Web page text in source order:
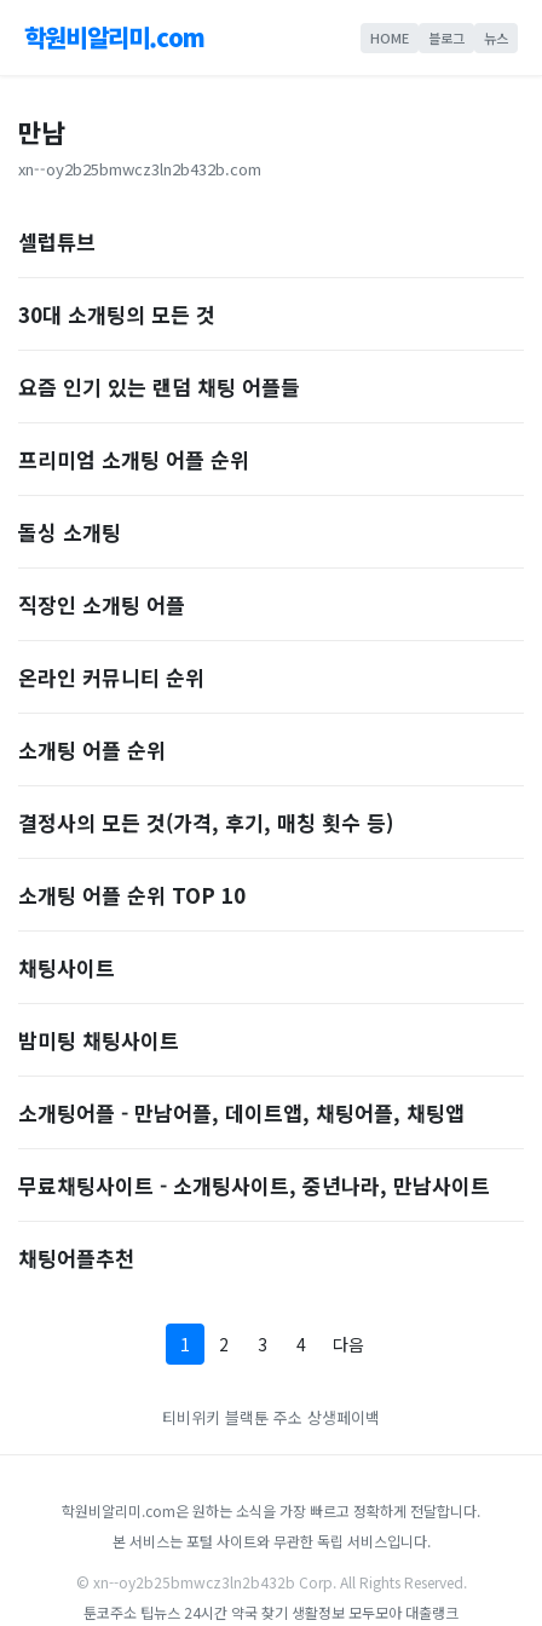
학원비알리미.com HOME 블로그 뉴스
만남
xn--oy2b25bmwcz3ln2b432b.com
셀럽튜브
30대 소개팅의 모든 것
요즘 인기 있는 랜덤 채팅 어플들
프리미엄 소개팅 어플 순위
돌싱 소개팅
직장인 소개팅 어플
온라인 커뮤니티 순위
소개팅 어플 순위
결정사의 모든 것(가격, 후기, 매칭 횟수 등)
소개팅 어플 순위 TOP 10
​채팅사이트
밤미팅 채팅사이트
소개팅어플 - 만남어플, 데이트앱, 채팅어플, 채팅앱
무료채팅사이트 - 소개팅사이트, 중년나라, 만남사이트
채팅어플추천
1 2 3 4 다음
티비위키 블랙툰 주소 상생페이백
학원비알리미.com은 원하는 소식을 가장 빠르고 정확하게 전달합니다.
본 서비스는 포털 사이트와 무관한 독립 서비스입니다.
© xn--oy2b25bmwcz3ln2b432b Corp. All Rights Reserved.
툰코주소 팁뉴스 24시간 약국 찾기 생활정보 모두모아 대출랭크